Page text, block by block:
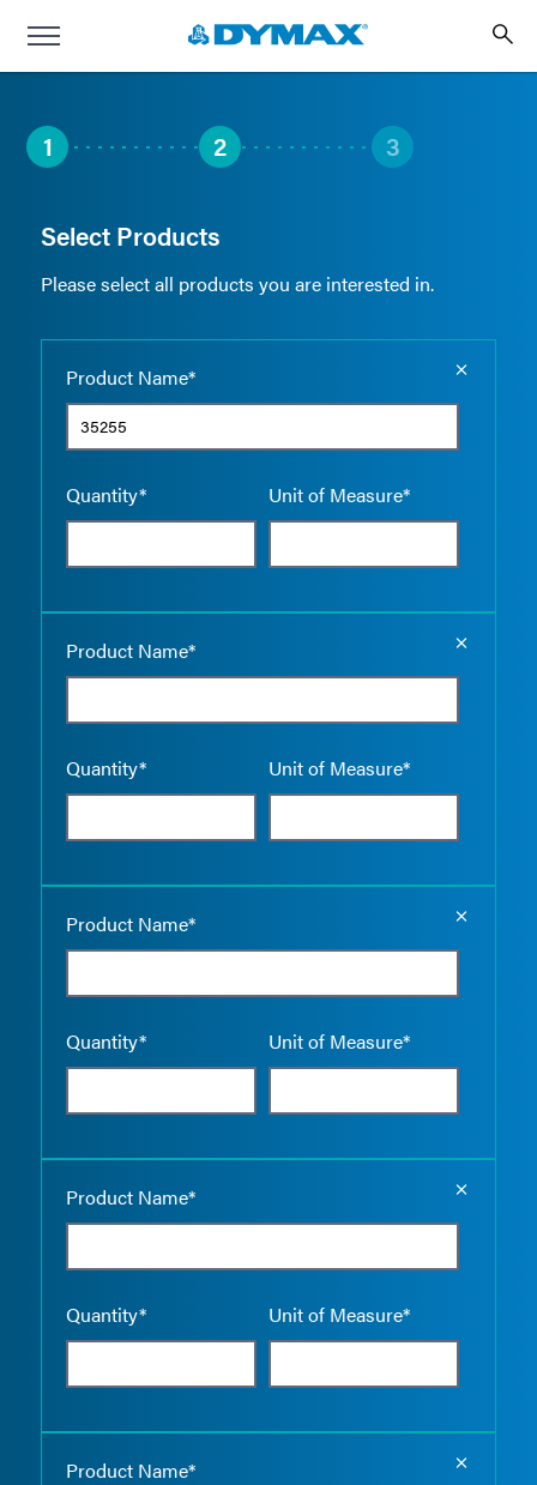
1 2 3
Select Products
Please select all products you are interested in.
Product Name*
Quantity* Unit of Measure*
Product Name*
Quantity* Unit of Measure*
Product Name*
Quantity* Unit of Measure*
Product Name*
Quantity* Unit of Measure*
Product Name*